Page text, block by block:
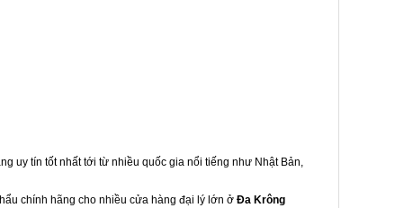
uy tín tốt nhất tới từ nhiều quốc gia nổi tiếng như Nhật Bản,
chính hãng cho nhiều cửa hàng đại lý lớn ở Đa Krông